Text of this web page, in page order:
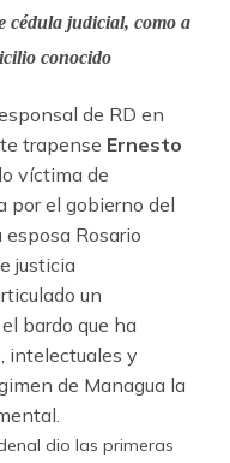
cédula judicial, como a
conocido
de RD en
trapense Ernesto
víctima de
por el gobierno del
esposa Rosario
justicia
un
bardo que ha
intelectuales y
de Managua la
dio las primeras